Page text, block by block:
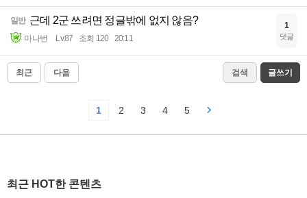
일반 근데 2군 쓰려면 정글밖에 없지 않음?
마나번 Lv.87 조회 120 20:11
1
댓글
최근 다음 검색 글쓰기
1 2 3 4 5
최근 HOT한 콘텐츠